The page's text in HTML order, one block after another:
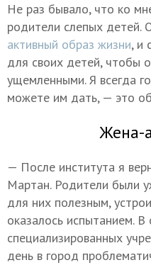
Не раз бывало, что ко
родители слепых детей.
активный образ жизни, и
для своих детей, чтобы
ущемленными. Я всегда
можете им дать, — это
Жена-
— После института я
Мартан. Родители были
для них полезным,
оказалось испытанием. В
специализированных
день в город